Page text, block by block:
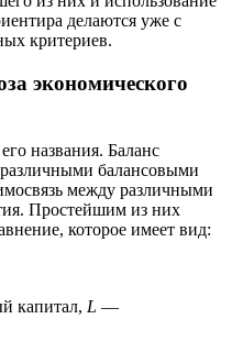
делаются уже с
критериев.
экономического
названия. Баланс
балансовыми
между различными
Простейшим из них
которое имеет вид:
капитал, L —